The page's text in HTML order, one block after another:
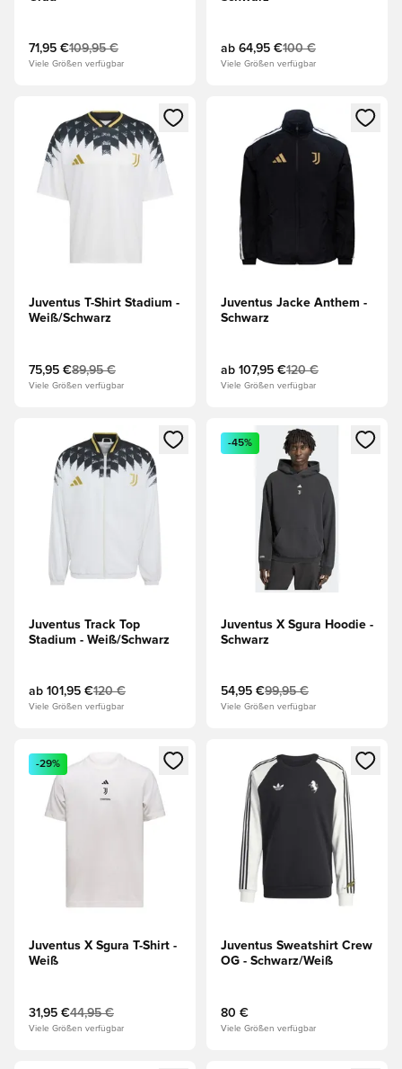
71,95 €109,95 €
Viele Größen verfügbar
ab 64,95 €100 €
Viele Größen verfügbar
Öffnet ein neues Fenster zum Anmelden oder Registrieren
Juventus T-Shirt Stadium -
Weiß/Schwarz
75,95 €89,95 €
Viele Größen verfügbar
Öffnet ein neues Fenster
Juventus Jacke Anthem -
Schwarz
ab 107,95 €120 €
Viele Größen verfügbar
Öffnet ein neues Fenster zum Anmelden oder Registrieren
Juventus Track Top
Stadium - Weiß/Schwarz
ab 101,95 €120 €
Viele Größen verfügbar
Öffnet ein neues Fenster
-45%
Juventus X Sgura Hoodie -
Schwarz
54,95 €99,95 €
Viele Größen verfügbar
Öffnet ein neues Fenster zum Anmelden oder Registrieren
-29%
Juventus X Sgura T-Shirt -
Weiß
31,95 €44,95 €
Viele Größen verfügbar
Öffnet ein neues Fenster
Juventus Sweatshirt Crew
OG - Schwarz/Weiß
80 €
Viele Größen verfügbar